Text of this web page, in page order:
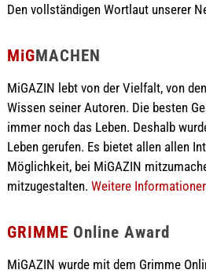
Den vollständigen Wortlaut unserer
MiGMACHEN
MiGAZIN lebt von der Vielfalt, von
Wissen seiner Autoren. Die besten
immer noch das Leben. Deshalb
Leben gerufen. Es bietet allen allen
Möglichkeit, bei MiGAZIN
mitzugestalten. Weitere
GRIMME Online Award
MiGAZIN wurde mit dem Grimme